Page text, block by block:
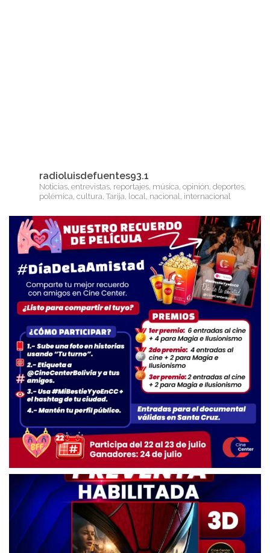
radioluisdefuentes93.1
Noticias, entrevistas, reportajes, música, opinión, deportes,
polémica, cultura, Tarija, local, nacional, internacional